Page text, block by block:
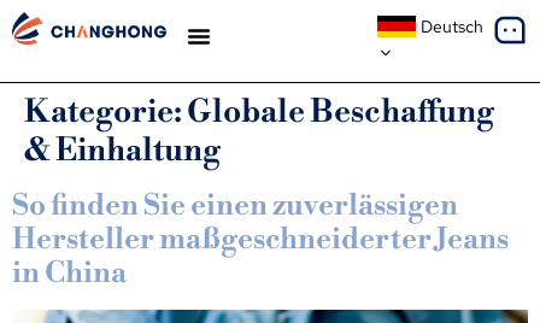
Deutsch
Kategorie:Globale Beschaffung
& Einhaltung
So finden Sie einen zuverlässigen
Hersteller maßgeschneiderter Jeans
in China